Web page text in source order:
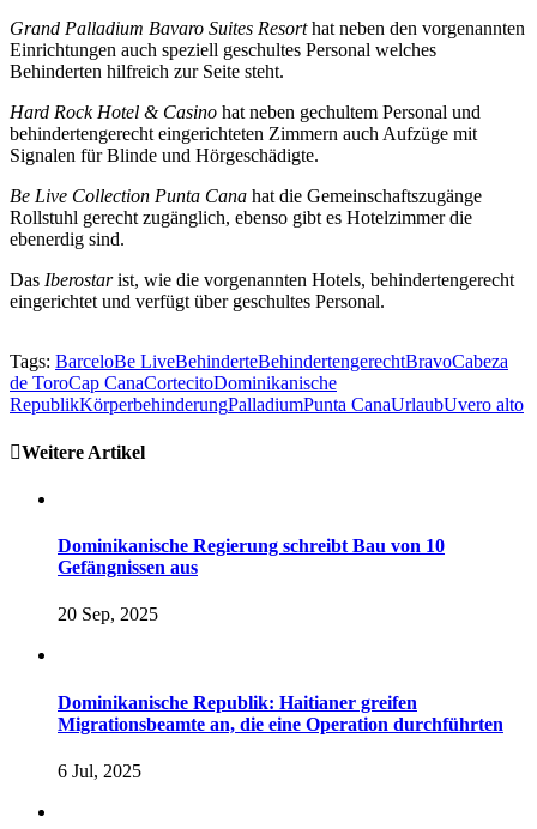
Grand Palladium Bavaro Suites Resorthat neben den vorgenannten
Einrichtungen auch speziell geschultes Personal welches
Behinderten hilfreich zur Seite steht.
Hard Rock Hotel & Casino hat neben gechultem Personal und
behindertengerecht eingerichteten Zimmern auch Aufzüge mit
Signalen für Blinde und Hörgeschädigte.
Be Live Collection Punta Cana hat die Gemeinschaftszugänge
Rollstuhl gerecht zugänglich, ebenso gibt es Hotelzimmer die
ebenerdig sind.
Das Iberostarist, wie die vorgenannten Hotels, behindertengerecht
eingerichtet und verfügt über geschultes Personal.
Tags: BarceloBe LiveBehinderteBehindertengerechtBravoCabeza
de ToroCap CanaCortecitoDominikanische
RepublikKörperbehinderungPalladiumPunta CanaUrlaubUvero alto
Weitere Artikel
Dominikanische Regierung schreibt Bau von 10
Gefängnissen aus
20 Sep, 2025
Dominikanische Republik: Haitianer greifen
Migrationsbeamte an, die eine Operation durchführten
6 Jul, 2025